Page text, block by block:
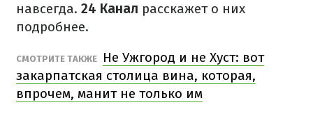
навсегда. 24 Канал расскажет о них
подробнее.
СМОТРИТЕ ТАКЖЕ
Не Ужгород и не Хуст: вот
закарпатская столица вина, которая,
впрочем, манит не только им